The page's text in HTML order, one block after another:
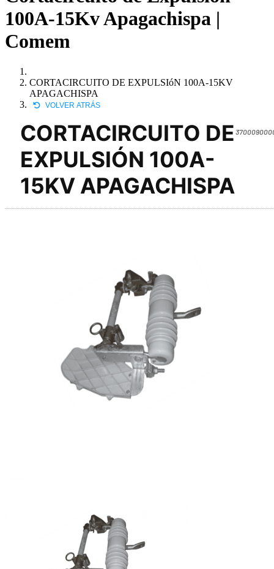
100A-15Kv Apagachispa |
Comem
CORTACIRCUITO DE EXPULSIóN 100A-15KV
APAGACHISPA
VOLVER ATRÁS
CORTACIRCUITO DE
EXPULSIÓN 100A-
15KV APAGACHISPA